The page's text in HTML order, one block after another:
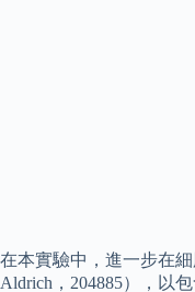
在本實驗中，進一步在
Aldrich，204885），以